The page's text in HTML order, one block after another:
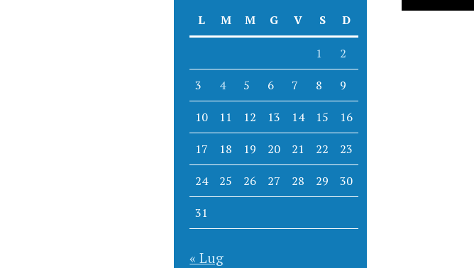
L
M M G V S D
1 2
3 4 5 6 7 8 9
10 11 12 13 14 15 16
17 18 19 20 21 22 23
24 25 26 27 28 29 30
31
« Lug